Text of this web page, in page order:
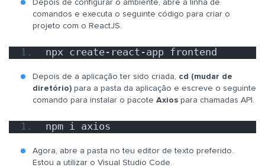
Depois de configurar o ambiente, abre a linha de
comandos e executa o seguinte código para criar o
projeto com o ReactJS.
npx create-react-app frontend
Depois de a aplicação ter sido criada, cd (mudar de
diretório) para a pasta da aplicação e escreve o seguinte
comando para instalar o pacote Axios para chamadas API.
npm i axios
Agora, abre a pasta no teu editor de texto preferido.
Estou a utilizar o Visual Studio Code.